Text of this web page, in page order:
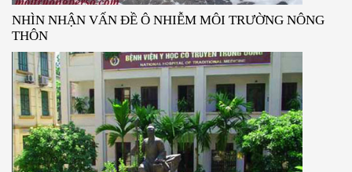
NHÌN NHẬN VẤN ĐỀ Ô NHIỄM MÔI TRƯỜNG NÔNG
THÔN